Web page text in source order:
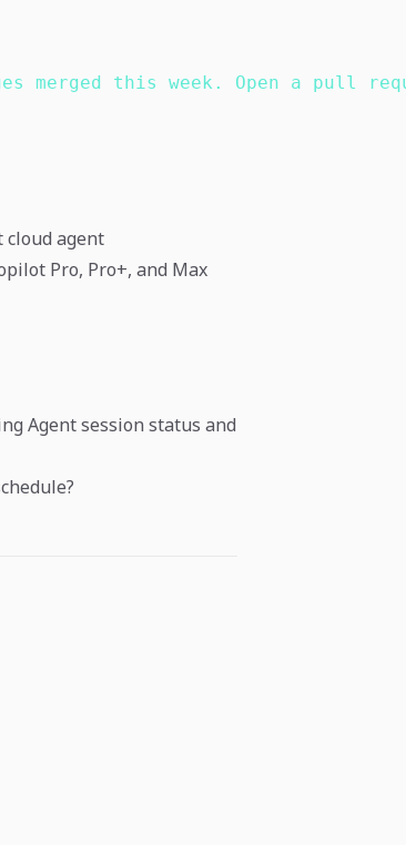
merged this week. Open a pull
cloud agent
Pro, Pro+, and Max
Agent session status and